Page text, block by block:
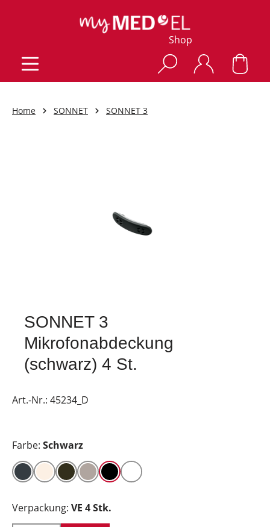
Shop
Home SONNET SONNET 3
SONNET 3
Mikrofonabdeckung
(schwarz) 4 St.
Art.-Nr.: 45234_D
Farbe: Schwarz
Verpackung: VE 4 Stk.